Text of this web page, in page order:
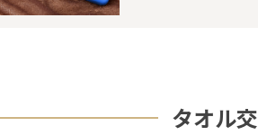
タオル